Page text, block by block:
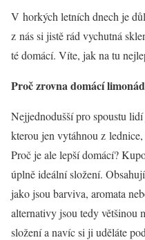
V horkých letních dnech je
z nás si jistě rád vychutná
té domácí. Víte, jak na tu
Proč zrovna domácí
Nejjednodušší pro spoustu
kterou jen vytáhnou z
Proč je ale lepší domácí?
úplně ideální složení.
jako jsou barviva, aromata
alternativy jsou tedy většinou
složení a navíc si ji uděláte